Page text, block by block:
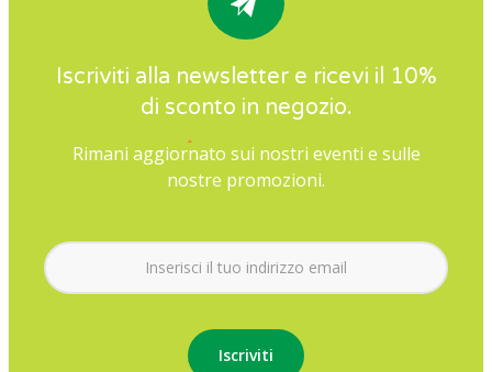
Iscriviti alla newsletter e ricevi il 10%
di sconto in negozio.
Rimani aggiornato sui nostri eventi e sulle
nostre promozioni.